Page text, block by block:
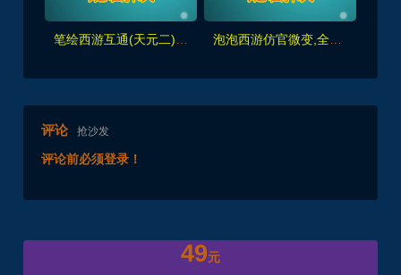
泡泡西游仿官微变,全套源码，武神坛之战,挂机系统,抽奖系统,巅峰赛,千变万化-共享背包+局域外网教程+攻略
评论 抢沙发
评论前必须登录！
49元